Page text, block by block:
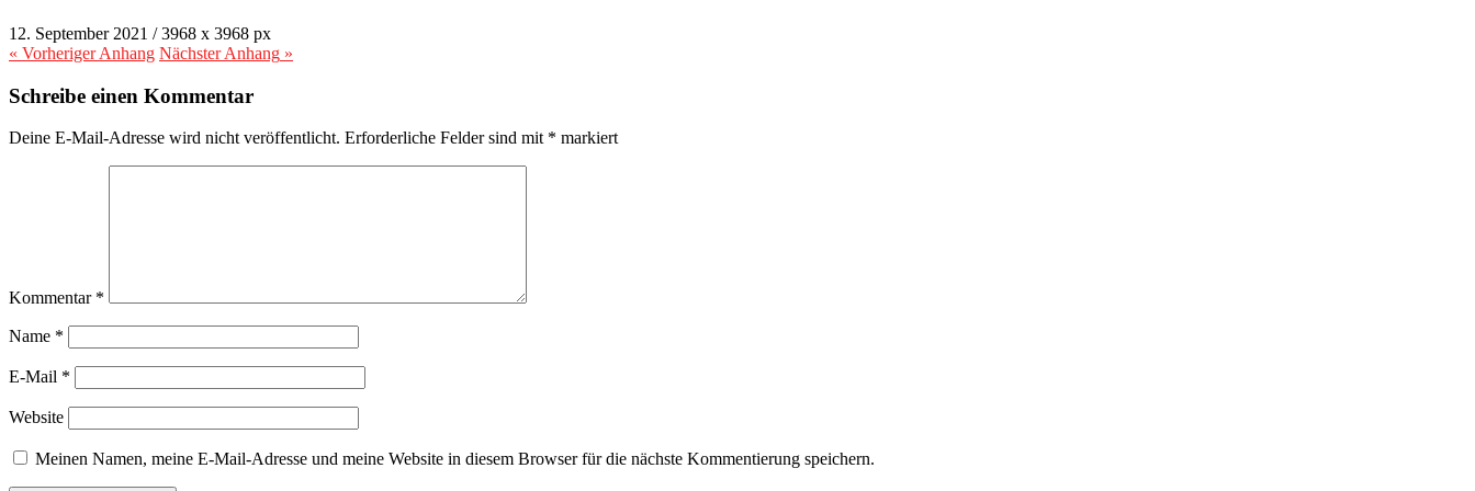
12. September 2021 /3968 x 3968 px
« VorherigerAnhang NächsterAnhang »
Schreibe einen Kommentar
Deine E-Mail-Adresse wird nicht veröffentlicht. Erforderliche Felder sind mit * markiert
Kommentar *
Name *
E-Mail *
Website
Meinen Namen, meine E-Mail-Adresse und meine Website in diesem Browser für die nächste Kommentierung speichern.